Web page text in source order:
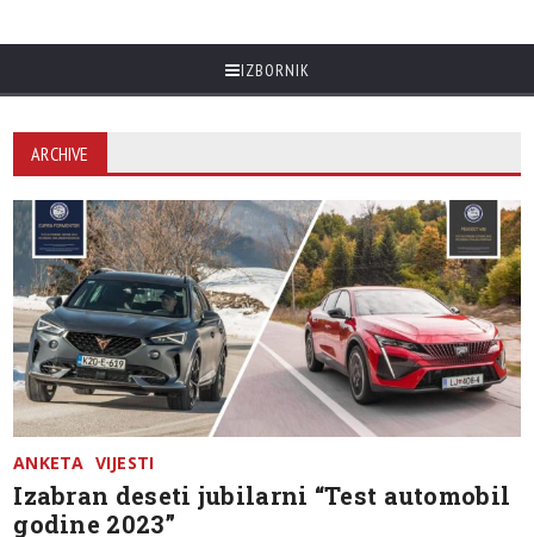
IZBORNIK
ARCHIVE
ANKETA VIJESTI
Izabran deseti jubilarni “Test automobil
godine 2023”